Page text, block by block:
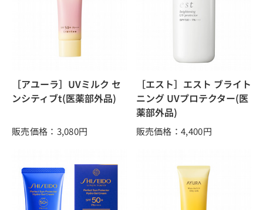
［アユーラ］UVミルク セ
ンシティブt(医薬部外品)
販売価格：3,080円
［エスト］エスト ブライト
ニング UVプロテクター(医
薬部外品)
販売価格：4,400円